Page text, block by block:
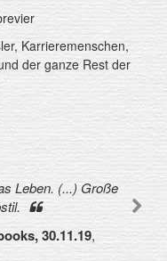
Karrieremenschen,
der ganze Rest der
Leben. (...) Große
30.11.19,